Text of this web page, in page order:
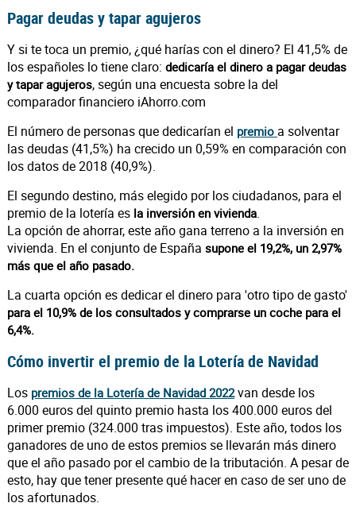
Pagar deudas y tapar agujeros
Y si te toca un premio, ¿qué harías con el dinero? El 41,5% de
los españoles lo tiene claro: dedicaría el dinero a pagar deudas
y tapar agujeros, según una encuesta sobre la del
comparador financiero iAhorro.com
El número de personas que dedicarían el premio a solventar
las deudas (41,5%) ha crecido un 0,59% en comparación con
los datos de 2018 (40,9%).
El segundo destino, más elegido por los ciudadanos, para el
premio de la lotería es la inversión en vivienda.
La opción de ahorrar, este año gana terreno a la inversión en
vivienda. En el conjunto de España supone el 19,2%, un 2,97%
más que el año pasado.
La cuarta opción es dedicar el dinero para 'otro tipo de gasto'
para el 10,9% de los consultados y comprarse un coche para el
6,4%.
Cómo invertir el premio de la Lotería de Navidad
Los premios de la Lotería de Navidad 2022van desde los
6.000 euros del quinto premio hasta los 400.000 euros del
primer premio (324.000 tras impuestos). Este año, todos los
ganadores de uno de estos premios se llevarán más dinero
que el año pasado por el cambio de la tributación. A pesar de
esto, hay que tener presente qué hacer en caso de ser uno de
los afortunados.